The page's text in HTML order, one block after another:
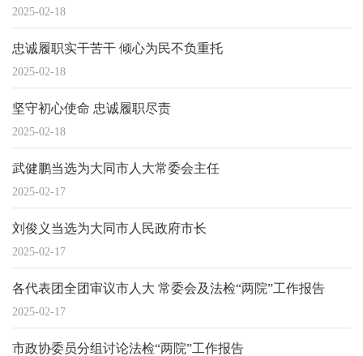
2025-02-18
忠诚履职实干苦干 倾心为民不负重托
2025-02-18
坚守初心使命 忠诚履职尽责
2025-02-18
武健鹏当选为大同市人大常委会主任
2025-02-17
刘俊义当选为大同市人民政府市长
2025-02-17
各代表团全团审议市人大 常委会及法检“两院”工作报告
2025-02-17
市政协委员分组讨论法检“两院”工作报告